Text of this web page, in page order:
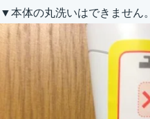
▼本体の丸洗いはできません。